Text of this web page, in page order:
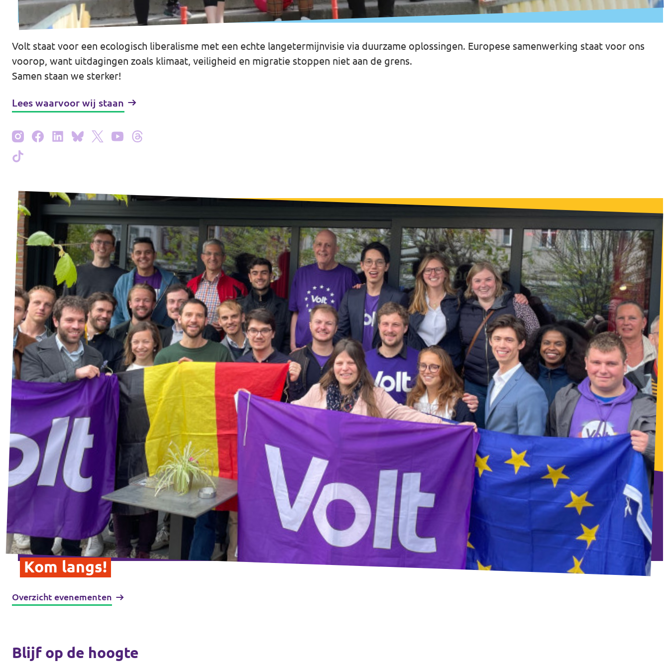
Vacatures
Word vrijwilliger
Contact
Volt staat voor een ecologisch liberalisme met een echte langetermijnvisie via duurzame oplossingen. Europese samenwerking staat voor ons
voorop, want uitdagingen zoals klimaat, veiligheid en migratie stoppen niet aan de grens.
Samen staan we sterker!
Lees waarvoor wij staan
Kom langs!
Overzicht evenementen
Blijf op de hoogte